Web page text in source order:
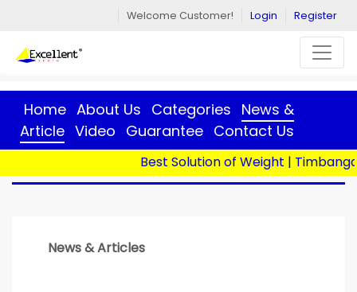
Welcome Customer! Login Register
Home About Us Categories News &
Article Video Guarantee Contact Us
Best Solution of Weight | Timbangan
> News & Articles
News & Articles